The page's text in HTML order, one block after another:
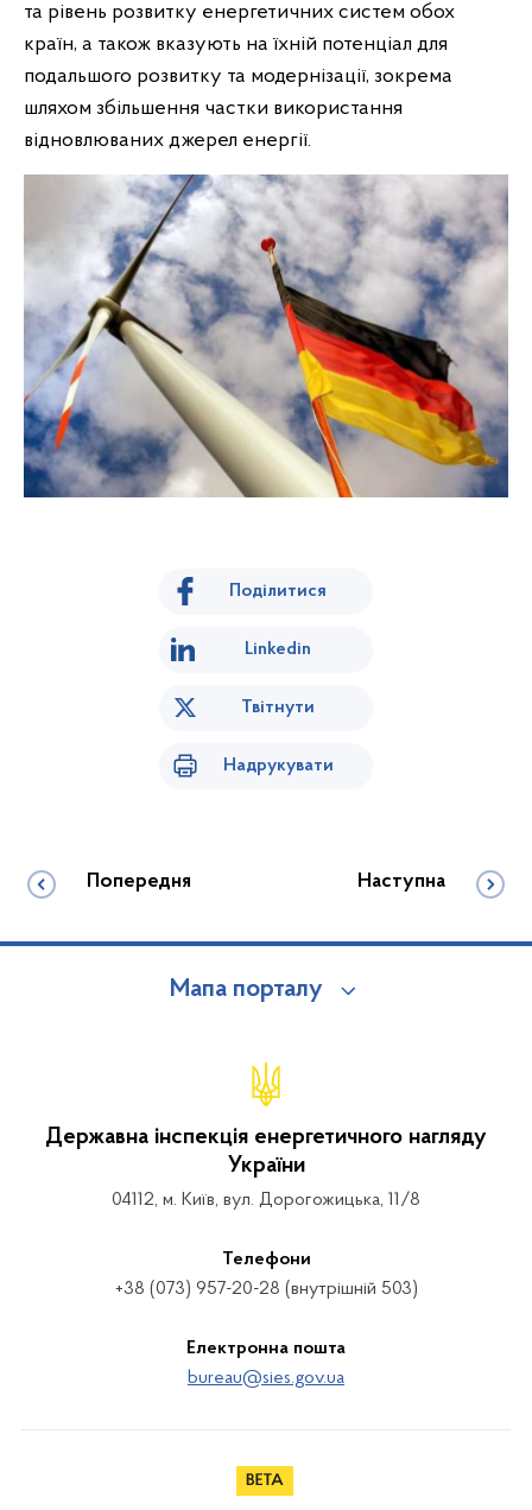
та рівень розвитку енергетичних систем обох
країн, а також вказують на їхній потенціал для
подальшого розвитку та модернізації, зокрема
шляхом збільшення частки використання
відновлюваних джерел енергії.
Поділитися
Linkedin
Твітнути
Надрукувати
Попередня Наступна
Мапа порталу
Державна інспекція енергетичного нагляду
України
04112, м. Київ, вул. Дорогожицька, 11/8
Телефони
+38 (073) 957-20-28 (внутрішній 503)
Електронна пошта
bureau@sies.gov.ua